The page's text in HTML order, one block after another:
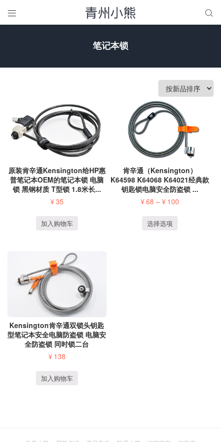
 
笔记本锁
原装肯辛通Kensington给HP惠
普笔记本OEM的笔记本锁 电脑
锁 黑钢材质 T型锁 1.8米长...
¥35
加入购物车
肯辛通（Kensington）
K64598 K64068 K64021经典款
钥匙锁电脑安全防盗锁 ...
¥68 –¥ 100
选择选项
Kensington肯辛通双锁头钥匙
型笔记本安全电脑防盗锁 电脑安
全防盗锁 同时锁二台
¥ 138
加入购物车